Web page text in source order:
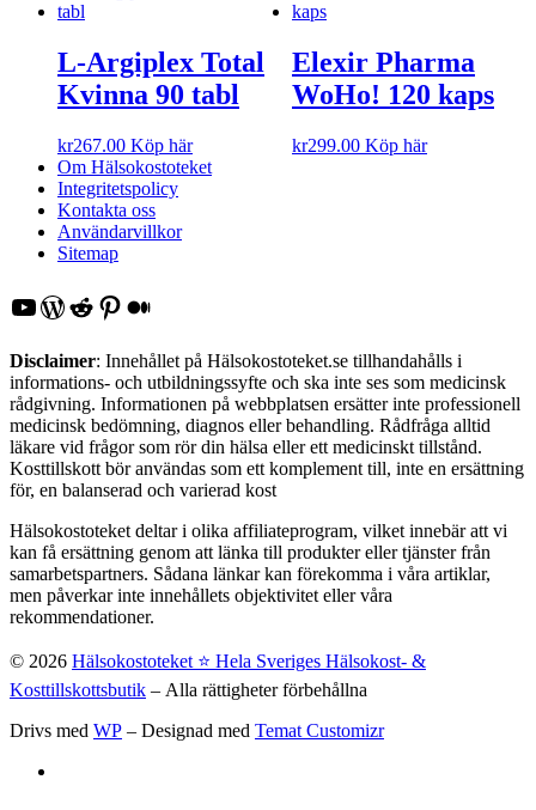
L-Argiplex Total
Kvinna 90 tabl
kr267.00 Köp här
Elexir Pharma
WoHo! 120 kaps
kr299.00 Köp här
Om Hälsokostoteket
Integritetspolicy
Kontakta oss
Användarvillkor
Sitemap
YouTube
WordPress
Reddit
Pinterest
Medium
Disclaimer: Innehållet på Hälsokostoteket.se tillhandahålls i
informations- och utbildningssyfte och ska inte ses som medicinsk
rådgivning. Informationen på webbplatsen ersätter inte professionell
medicinsk bedömning, diagnos eller behandling. Rådfråga alltid
läkare vid frågor som rör din hälsa eller ett medicinskt tillstånd.
Kosttillskott bör användas som ett komplement till, inte en ersättning
för, en balanserad och varierad kost
Hälsokostoteket deltar i olika affiliateprogram, vilket innebär att vi
kan få ersättning genom att länka till produkter eller tjänster från
samarbetspartners. Sådana länkar kan förekomma i våra artiklar,
men påverkar inte innehållets objektivitet eller våra
rekommendationer.
© 2026 Hälsokostoteket ⭐️ Hela Sveriges Hälsokost- &
Kosttillskottsbutik – Alla rättigheter förbehållna
Drivs med WP – Designad med Temat Customizr